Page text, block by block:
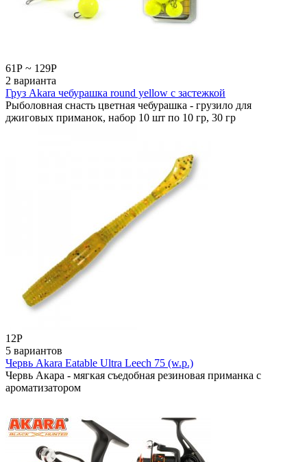
61Р ~ 129Р
2 варианта
Груз Akara чебурашка round yellow с застежкой
Рыболовная снасть цветная чебурашка - грузило для
джиговых приманок, набор 10 шт по 10 гр, 30 гр
12Р
5 вариантов
Червь Akara Eatable Ultra Leech 75 (w.p.)
Червь Акара - мягкая съедобная резиновая приманка с
ароматизатором